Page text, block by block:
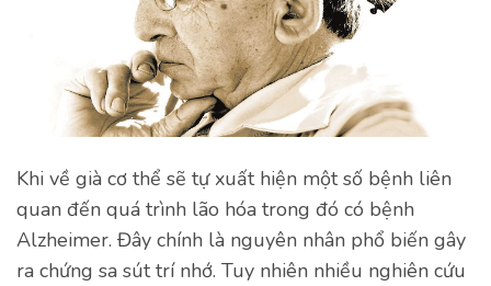
Khi về già cơ thể sẽ tự xuất hiện một số bệnh liên
quan đến quá trình lão hóa trong đó có bệnh
Alzheimer. Đây chính là nguyên nhân phổ biến gây
ra chứng sa sút trí nhớ. Tuy nhiên nhiều nghiên cứu